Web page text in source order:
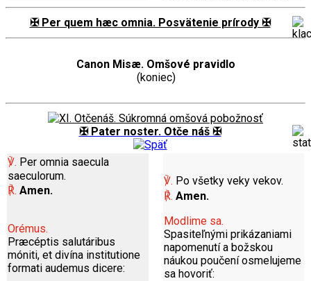
✠ Per quem hæc omnia. Posvätenie prírody ✠
Canon Misæ. Omšové pravidlo
(koniec)
✠ Pater noster. Otče náš ✠
℣. Per omnia saecula
saeculorum.
℟. Amen.
Orémus.
Præcéptis salutáribus
móniti, et divína institutione
formati audemus dicere:
℣. Po všetky veky vekov.
℟. Amen.
Modlime sa.
Spasiteľnými prikázaniami
napomenutí a božskou
náukou poučení osmelujeme
sa hovoriť: